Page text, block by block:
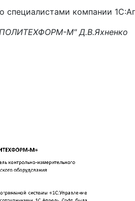
специалистами компании
М" Д.В.Яхненко